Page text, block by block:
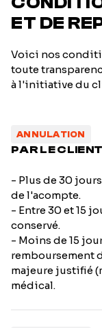
ET DE
Voici nos
toute
à l'initiative du
ANNULATION
PAR LE CLIENT
- Plus de 30
de l'acompte.
- Entre 30 et 15
conservé.
- Moins de 15
remboursement
majeure justifié
médical.